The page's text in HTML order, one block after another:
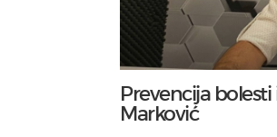
Prevencija
Marković